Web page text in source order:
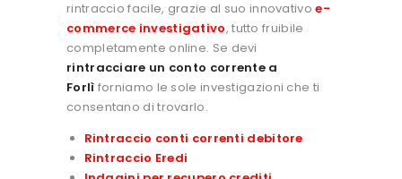
rintraccio facile, grazie al suo innovativoe-
commerce investigativo, tutto fruibile
completamente online. Se devi
rintracciare un conto corrente a
Forlì forniamo le sole investigazioni che ti
consentano di trovarlo.
Rintraccio conti correnti debitore
Rintraccio Eredi